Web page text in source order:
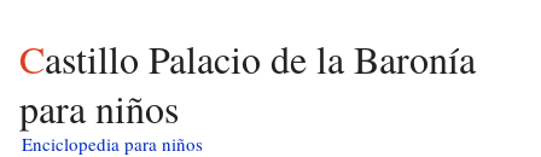
Castillo Palacio de la Baronía
para niños
Enciclopedia para niños